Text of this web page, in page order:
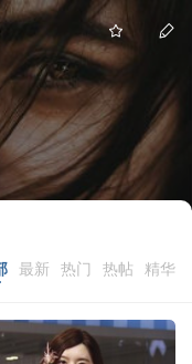
最新 热门 热帖 精华